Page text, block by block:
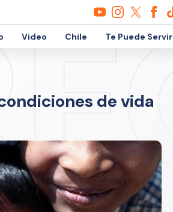
Video Chile Te Puede Servir
de vida